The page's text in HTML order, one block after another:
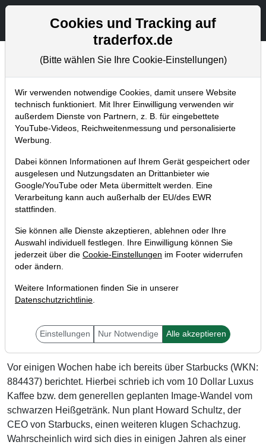
Aktien- und Artikelsuche
Chartanalysen
Home Blog Chartanalysen
Chartanalyse Starbucks: der
klügste Schachzug vom CEO?
06.04.2017 um 16:00 Uhr | P. Uhlschmied
Vor einigen Wochen habe ich bereits über Starbucks (WKN:
884437) berichtet. Hierbei schrieb ich vom 10 Dollar Luxus
Kaffee bzw. dem generellen geplanten Image-Wandel vom
schwarzen Heißgetränk. Nun plant Howard Schultz, der
CEO von Starbucks, einen weiteren klugen Schachzug.
Wahrscheinlich wird sich dies in einigen Jahren als einer
Cookies und Tracking auf
traderfox.de
(Bitte wählen Sie Ihre Cookie-Einstellungen)
Wir verwenden notwendige Cookies, damit unsere Website
technisch funktioniert. Mit Ihrer Einwilligung verwenden wir
außerdem Dienste von Partnern, z. B. für eingebettete
YouTube-Videos, Reichweitenmessung und personalisierte
Werbung.
Dabei können Informationen auf Ihrem Gerät gespeichert oder
ausgelesen und Nutzungsdaten an Drittanbieter wie
Google/YouTube oder Meta übermittelt werden. Eine
Verarbeitung kann auch außerhalb der EU/des EWR
stattfinden.
Sie können alle Dienste akzeptieren, ablehnen oder Ihre
Auswahl individuell festlegen. Ihre Einwilligung können Sie
jederzeit über die Cookie-Einstellungen im Footer widerrufen
oder ändern.
Weitere Informationen finden Sie in unserer
Datenschutzrichtlinie.
Einstellungen Nur Notwendige Alle akzeptieren